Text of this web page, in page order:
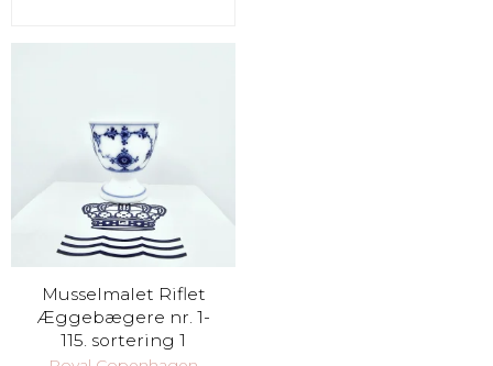
Musselmalet Riflet
Æggebægere nr. 1-
115. sortering 1